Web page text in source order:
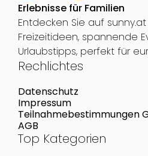
Erlebnisse für Familien
Entdecken Sie auf
Freizeitideen, spannende
Urlaubstipps, perfekt für
Rechlichtes
Datenschutz
Impressum
Teilnahmebestimmungen
AGB
Top Kategorien